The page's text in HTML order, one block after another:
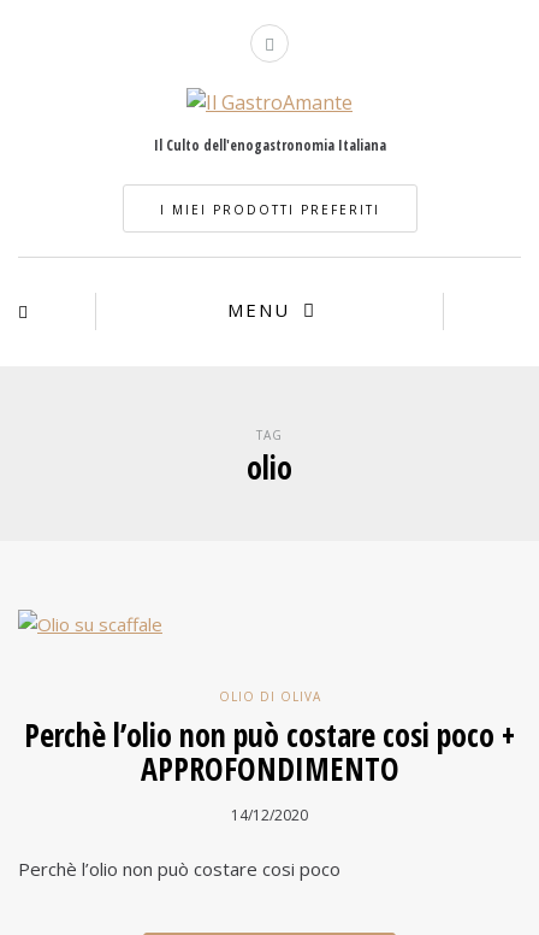
Il Culto dell'enogastronomia Italiana
I MIEI PRODOTTI PREFERITI
MENU
TAG
olio
OLIO DI OLIVA
Perchè l’olio non può costare cosi poco +
APPROFONDIMENTO
14/12/2020
Perchè l’olio non può costare cosi poco